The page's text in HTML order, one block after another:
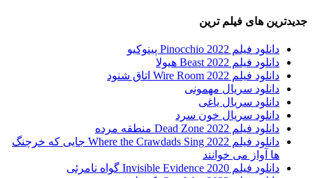
جدیدترین های فیلم ترین
دانلود فیلم Pinocchio 2022 پینوکیو
دانلود فیلم Beast 2022 هیولا
دانلود فیلم Wire Room 2022 اتاق شنود
دانلود سریال مهمونی
دانلود سریال یاغی
دانلود سریال خون سرد
دانلود فیلم 2022 Dead Zone منطقه مرده
دانلود فیلم Where the Crawdads Sing 2022 جایی که خرچنگ
ها آواز می خوانند
دانلود فیلم 2020 Invisible Evidence گواه نامرئی